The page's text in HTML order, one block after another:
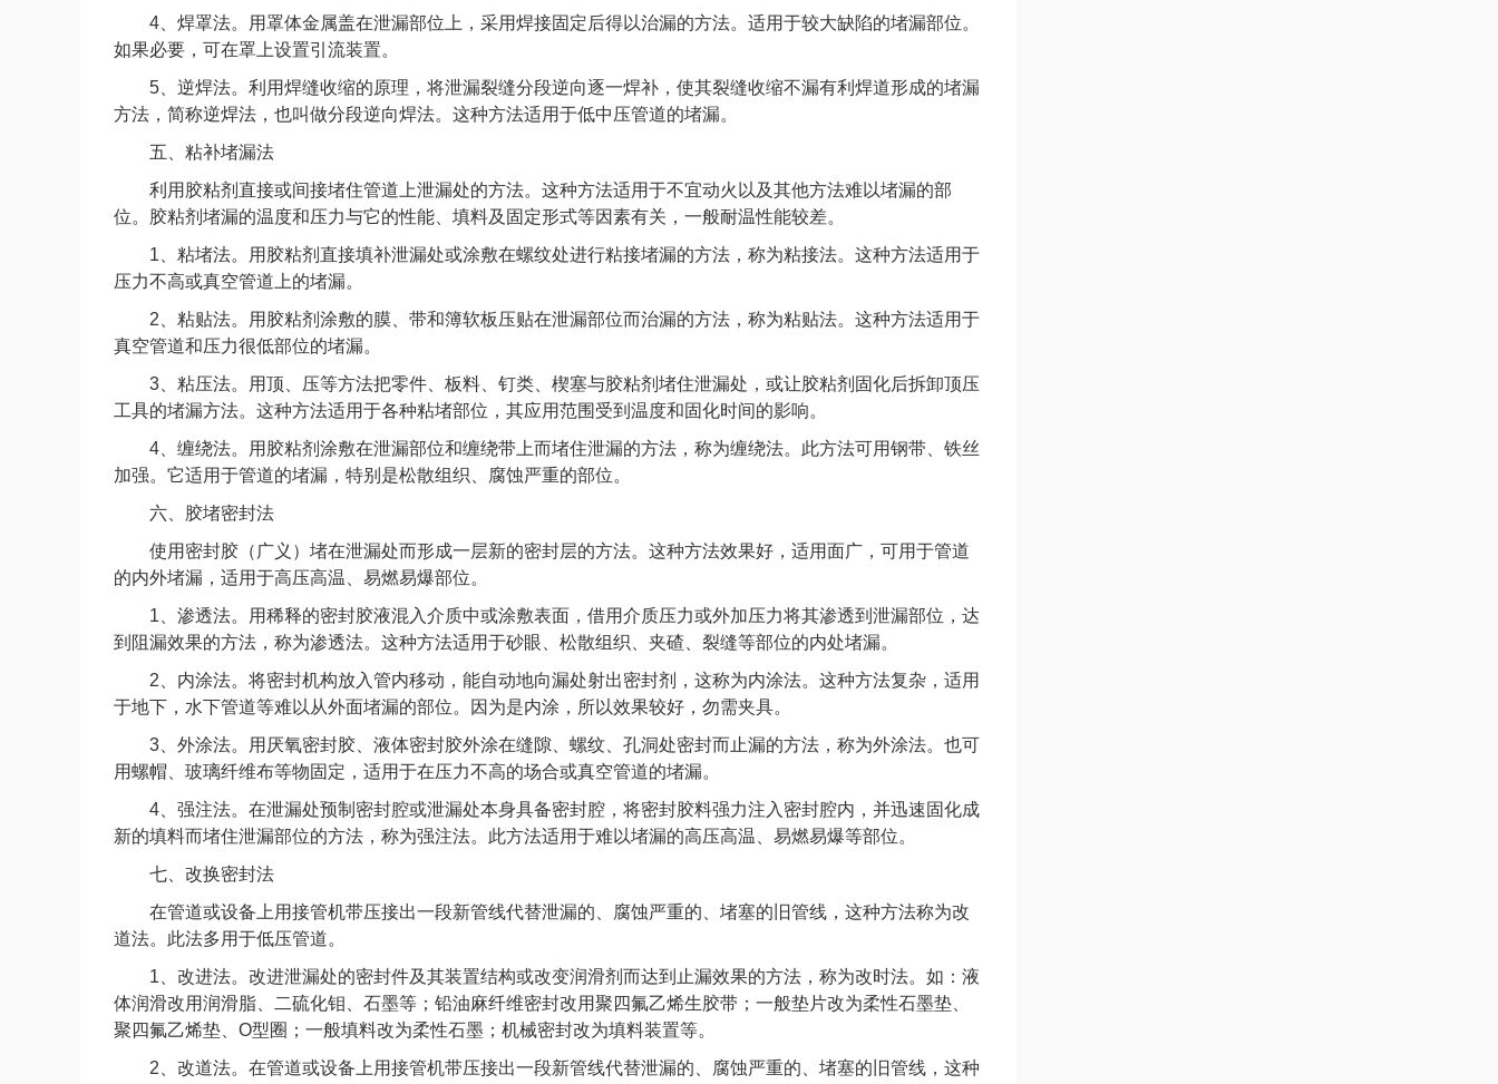
4、焊罩法。用罩体金属盖在泄漏部位上，采用焊接固定后得以治漏的方法。适用于较大缺陷的堵漏部位。
如果必要，可在罩上设置引流装置。
5、逆焊法。利用焊缝收缩的原理，将泄漏裂缝分段逆向逐一焊补，使其裂缝收缩不漏有利焊道形成的堵漏
方法，简称逆焊法，也叫做分段逆向焊法。这种方法适用于低中压管道的堵漏。
五、粘补堵漏法
利用胶粘剂直接或间接堵住管道上泄漏处的方法。这种方法适用于不宜动火以及其他方法难以堵漏的部
位。胶粘剂堵漏的温度和压力与它的性能、填料及固定形式等因素有关，一般耐温性能较差。
1、粘堵法。用胶粘剂直接填补泄漏处或涂敷在螺纹处进行粘接堵漏的方法，称为粘接法。这种方法适用于
压力不高或真空管道上的堵漏。
2、粘贴法。用胶粘剂涂敷的膜、带和簿软板压贴在泄漏部位而治漏的方法，称为粘贴法。这种方法适用于
真空管道和压力很低部位的堵漏。
3、粘压法。用顶、压等方法把零件、板料、钉类、楔塞与胶粘剂堵住泄漏处，或让胶粘剂固化后拆卸顶压
工具的堵漏方法。这种方法适用于各种粘堵部位，其应用范围受到温度和固化时间的影响。
4、缠绕法。用胶粘剂涂敷在泄漏部位和缠绕带上而堵住泄漏的方法，称为缠绕法。此方法可用钢带、铁丝
加强。它适用于管道的堵漏，特别是松散组织、腐蚀严重的部位。
六、胶堵密封法
使用密封胶（广义）堵在泄漏处而形成一层新的密封层的方法。这种方法效果好，适用面广，可用于管道
的内外堵漏，适用于高压高温、易燃易爆部位。
1、渗透法。用稀释的密封胶液混入介质中或涂敷表面，借用介质压力或外加压力将其渗透到泄漏部位，达
到阻漏效果的方法，称为渗透法。这种方法适用于砂眼、松散组织、夹碴、裂缝等部位的内处堵漏。
2、内涂法。将密封机构放入管内移动，能自动地向漏处射出密封剂，这称为内涂法。这种方法复杂，适用
于地下，水下管道等难以从外面堵漏的部位。因为是内涂，所以效果较好，勿需夹具。
3、外涂法。用厌氧密封胶、液体密封胶外涂在缝隙、螺纹、孔洞处密封而止漏的方法，称为外涂法。也可
用螺帽、玻璃纤维布等物固定，适用于在压力不高的场合或真空管道的堵漏。
4、强注法。在泄漏处预制密封腔或泄漏处本身具备密封腔，将密封胶料强力注入密封腔内，并迅速固化成
新的填料而堵住泄漏部位的方法，称为强注法。此方法适用于难以堵漏的高压高温、易燃易爆等部位。
七、改换密封法
在管道或设备上用接管机带压接出一段新管线代替泄漏的、腐蚀严重的、堵塞的旧管线，这种方法称为改
道法。此法多用于低压管道。
1、改进法。改进泄漏处的密封件及其装置结构或改变润滑剂而达到止漏效果的方法，称为改时法。如：液
体润滑改用润滑脂、二硫化钼、石墨等；铅油麻纤维密封改用聚四氟乙烯生胶带；一般垫片改为柔性石墨垫、
聚四氟乙烯垫、O型圈；一般填料改为柔性石墨；机械密封改为填料装置等。
2、改道法。在管道或设备上用接管机带压接出一段新管线代替泄漏的、腐蚀严重的、堵塞的旧管线，这种